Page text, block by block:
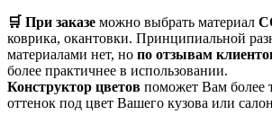
🛒 При заказе можно выбрать материал
коврика, окантовки. Принципиальной
материалами нет, но по отзывам
более практичнее в использовании.
Конструктор цветов поможет Вам более
оттенок под цвет Вашего кузова или